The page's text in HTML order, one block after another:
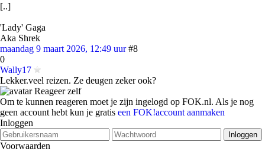
[..]
'Lady' Gaga
Aka Shrek
maandag 9 maart 2026, 12:49 uur #8
0
Wally17
Lekker.veel reizen. Ze deugen zeker ook?
Reageer zelf
Om te kunnen reageren moet je zijn ingelogd op FOK.nl. Als je nog
geen account hebt kun je gratis een FOK!account aanmaken
Inloggen
Voorwaarden